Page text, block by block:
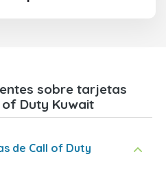
sobre tarjetas
Duty Kuwait
de Call of Duty